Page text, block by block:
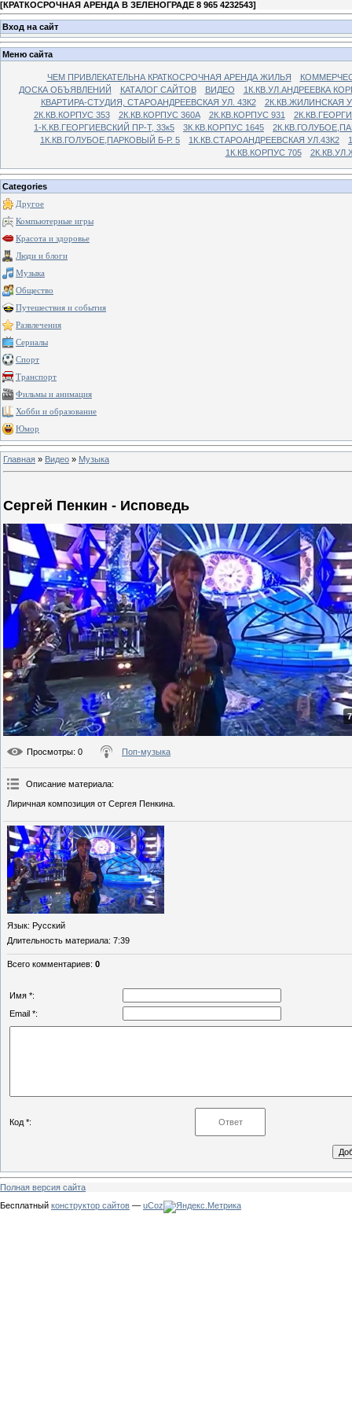
[КРАТКОСРОЧНАЯ АРЕНДА В ЗЕЛЕНОГРАДЕ 8 965 4232543]
Вход на сайт
Меню сайта
ЧЕМ ПРИВЛЕКАТЕЛЬНА КРАТКОСРОЧНАЯ АРЕНДА ЖИЛЬЯ
ДОСКА ОБЪЯВЛЕНИЙ
КАТАЛОГ САЙТОВ ВИДЕО
1К.КВ.УЛ.АНДРЕЕВКА
КВАРТИРА-СТУДИЯ, СТАРОАНДРЕЕВСКАЯ УЛ. 43К2
2К.КВ.ЖИЛИНСКАЯ
2К.КВ.КОРПУС 353
2К.КВ.КОРПУС 360А 2К.КВ.КОРПУС 931
1-К.КВ.ГЕОРГИЕВСКИЙ ПР-Т, 33к5
3К.КВ.КОРПУС 1645
1К.КВ.ГОЛУБОЕ,ПАРКОВЫЙ Б-Р. 5
1К.КВ.СТАРОАНДРЕЕВСКАЯ УЛ.43К2
1К.КВ.КОРПУС 705
Categories
Другое
Компьютерные игры
Красота и здоровье
Люди и блоги
Музыка
Общество
Путешествия и события
Развлечения
Сериалы
Спорт
Транспорт
Фильмы и анимация
Хобби и образование
Юмор
Главная » Видео » Музыка
Сергей Пенкин - Исповедь
Просмотры: 0 Поп-музыка
Описание материала:
Лиричная композиция от Сергея Пенкина.
Язык: Русский
Длительность материала: 7:39
Всего комментариев: 0
Имя *:
Email *:
Код *:
Полная версия сайта
Бесплатный конструктор сайтов — uCoz